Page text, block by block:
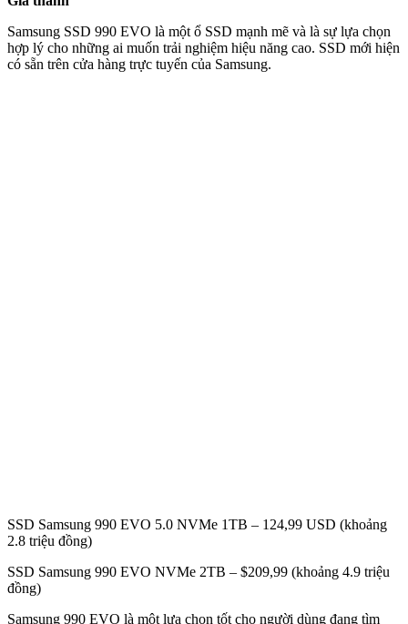
Samsung SSD 990 EVO là một ổ SSD mạnh mẽ và là sự lựa chọn
hợp lý cho những ai muốn trải nghiệm hiệu năng cao. SSD mới hiện
có sẵn trên cửa hàng trực tuyến của Samsung.
SSD Samsung 990 EVO 5.0 NVMe 1TB – 124,99 USD (khoảng
2.8 triệu đồng)
SSD Samsung 990 EVO NVMe 2TB – $209,99 (khoảng 4.9 triệu
đồng)
Samsung 990 EVO là một lựa chọn tốt cho người dùng đang tìm